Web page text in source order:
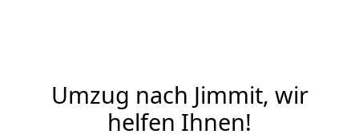
Umzug nach Jimmit, wir
helfen Ihnen!